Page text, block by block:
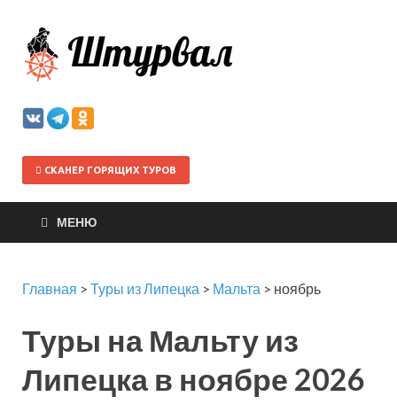
СКАНЕР ГОРЯЩИХ ТУРОВ
МЕНЮ
Главная > Туры из Липецка > Мальта > ноябрь
Туры на Мальту из
Липецка в ноябре 2026